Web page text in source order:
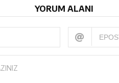
YORUM ALANI